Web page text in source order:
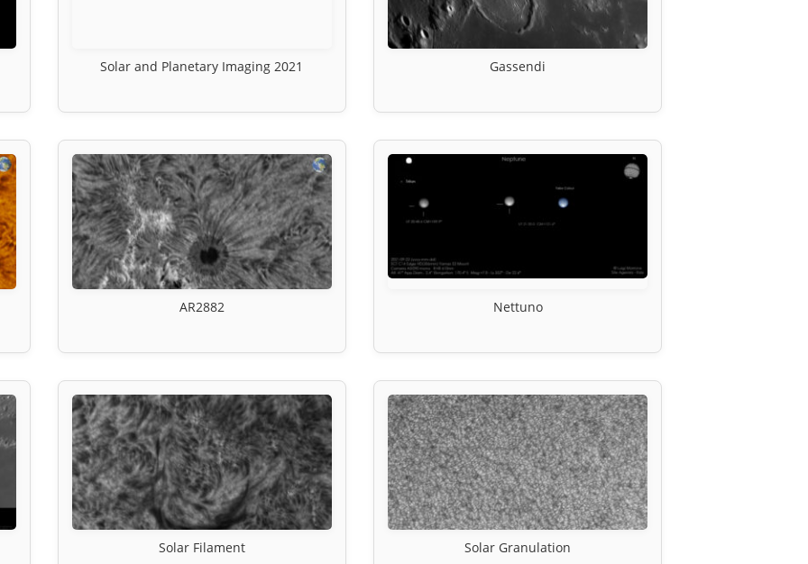
Solar and Planetary Imaging 2021 Gassendi
AR2882 Nettuno
Solar Filament Solar Granulation